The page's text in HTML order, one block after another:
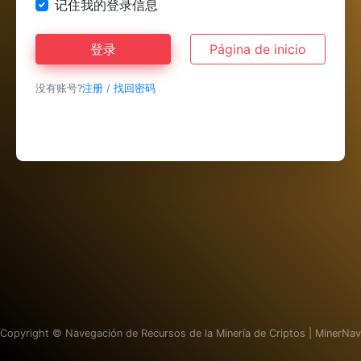
记住我的登录信息
登录 Página de inicio
没有账号?注册 / 找回密码
Copyright © Navegación de Recursos de la Minería de Criptos | MinerNav